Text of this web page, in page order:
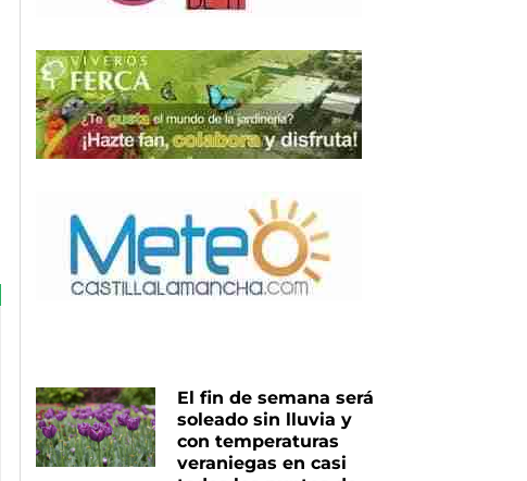
El fin de semana será
soleado sin lluvia y
con temperaturas
veraniegas en casi